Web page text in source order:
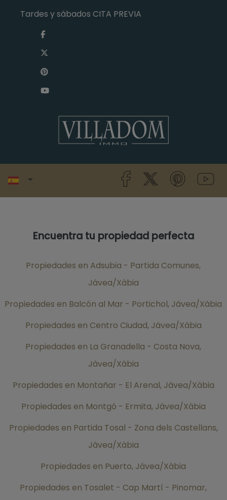
Tardes y sábados CITA PREVIA
Encuentra tu propiedad perfecta
Propiedades en Adsubia - Partida Comunes,
Jávea/Xàbia
Propiedades en Balcón al Mar - Portichol, Jávea/Xàbia
Propiedades en Centro Ciudad, Jávea/Xàbia
Propiedades en La Granadella - Costa Nova,
Jávea/Xàbia
Propiedades en Montañar - El Arenal, Jávea/Xàbia
Propiedades en Montgó - Ermita, Jávea/Xàbia
Propiedades en Partida Tosal - Zona dels Castellans,
Jávea/Xàbia
Propiedades en Puerto, Jávea/Xàbia
Propiedades en Tosalet - Cap Martí - Pinomar,